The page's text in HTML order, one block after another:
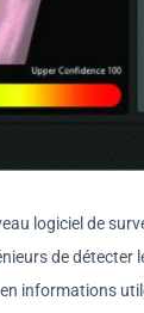
logiciel de
de
informations